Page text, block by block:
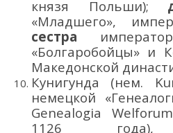
князя Польши);
«Младшего»,
сестра
«Болгаробойцы» и
Македонской
Кунигунда (нем.
немецкой
Genealogia Welforum
1126 года)